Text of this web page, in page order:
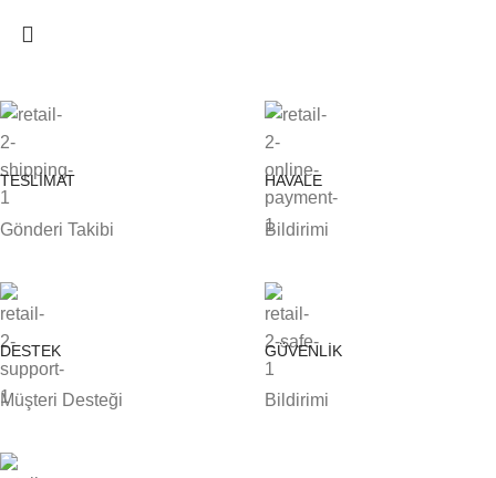
TESLİMAT
Gönderi Takibi
HAVALE
Bildirimi
DESTEK
Müşteri Desteği
GÜVENLİK
Bildirimi